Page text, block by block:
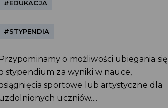
#EDUKACJA
#STYPENDIA
o możliwości ubiegania się
stypendium za wyniki w nauce,
sportowe lub artystyczne dla
uczniów....